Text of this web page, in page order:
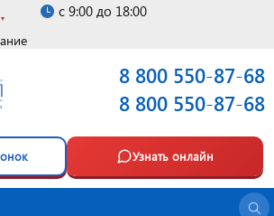
с 9:00 до 18:00
8 800 550-87-68
8 800 550-87-68
Узнать онлайн